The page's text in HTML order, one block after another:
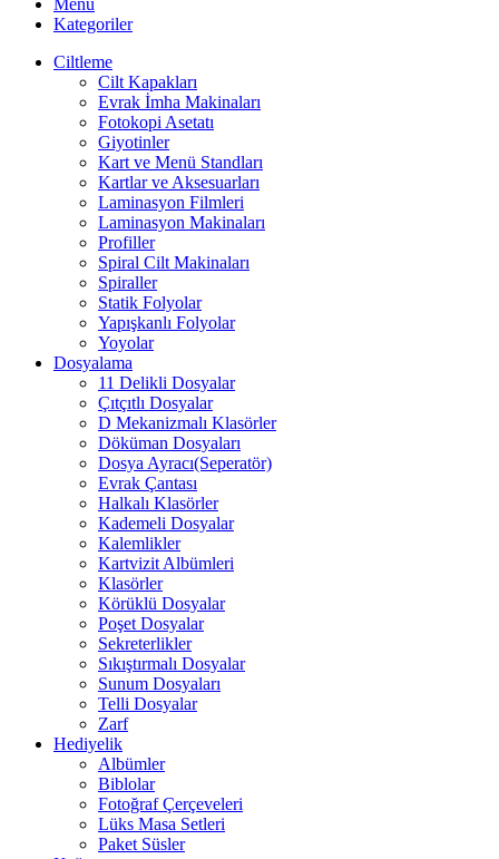
Kategoriler
Ciltleme
Cilt Kapakları
Evrak İmha Makinaları
Fotokopi Asetatı
Giyotinler
Kart ve Menü Standları
Kartlar ve Aksesuarları
Laminasyon Filmleri
Laminasyon Makinaları
Profiller
Spiral Cilt Makinaları
Spiraller
Statik Folyolar
Yapışkanlı Folyolar
Yoyolar
Dosyalama
11 Delikli Dosyalar
Çıtçıtlı Dosyalar
D Mekanizmalı Klasörler
Döküman Dosyaları
Dosya Ayracı(Seperatör)
Evrak Çantası
Halkalı Klasörler
Kademeli Dosyalar
Kalemlikler
Kartvizit Albümleri
Klasörler
Körüklü Dosyalar
Poşet Dosyalar
Sekreterlikler
Sıkıştırmalı Dosyalar
Sunum Dosyaları
Telli Dosyalar
Zarf
Hediyelik
Albümler
Biblolar
Fotoğraf Çerçeveleri
Lüks Masa Setleri
Paket Süsler